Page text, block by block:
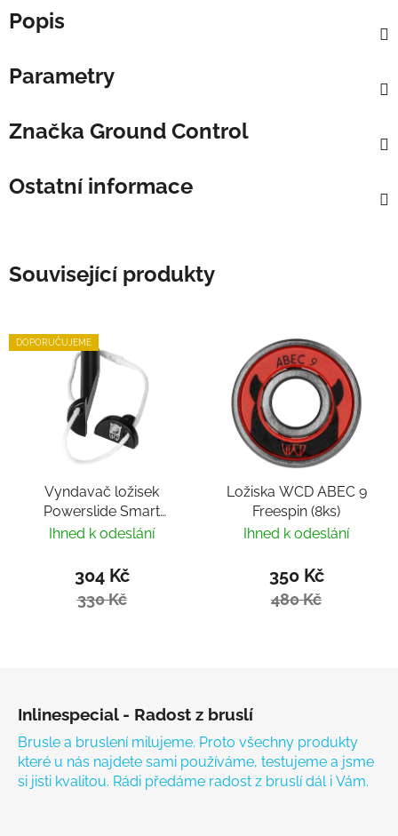
Popis
Parametry
Značka Ground Control
Ostatní informace
Související produkty
DOPORUČUJEME
Vyndavač ložisek
Powerslide Smart
Bearing Remover by
Ihned k odeslání
304 Kč
330 Kč
Ložiska WCD ABEC 9
Freespin (8ks)
Ihned k odeslání
350 Kč
480 Kč
Inlinespecial - Radost z bruslí
Brusle a bruslení milujeme. Proto všechny produkty
které u nás najdete sami používáme, testujeme a jsme
si jisti kvalitou. Rádi předáme radost z bruslí dál i Vám.